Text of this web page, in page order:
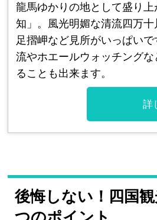
龍馬ゆかりの地として盛り
知」。風光明媚な清流四万十
足摺岬など見所がいっぱい
流やホエールウォッチング
ることも出来ます。
詳
後悔しない！四国